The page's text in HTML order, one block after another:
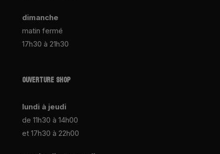
dimanche
matin fermé
17h30 à 21h30
OUVERTURE SHOP
lundi à jeudi
de 11h30 à 14h00
et 17h30 à 22h00